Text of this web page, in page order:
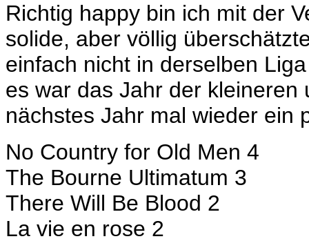
Richtig happy bin ich mit der
solide, aber völlig
einfach nicht in derselben
es war das Jahr der
nächstes Jahr mal wieder ein
No Country for Old Men 4
The Bourne Ultimatum 3
There Will Be Blood 2
La vie en rose 2